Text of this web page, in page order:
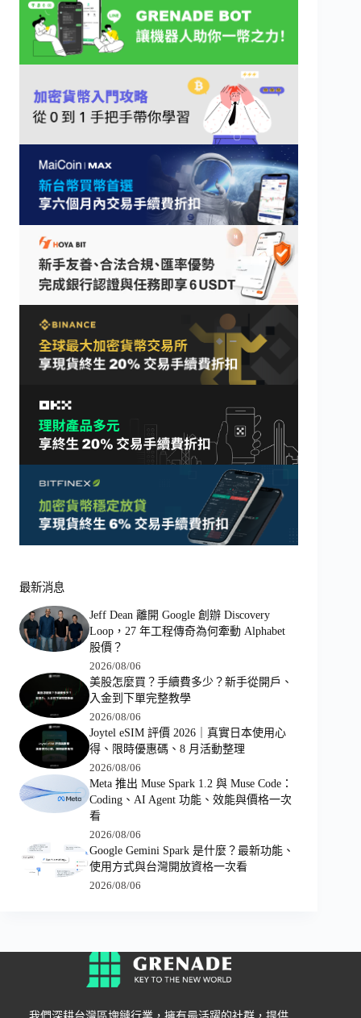
最新消息
Jeff Dean 離開 Google 創辦 Discovery
Loop，27 年工程傳奇為何牽動 Alphabet
股價？
2026/08/06
美股怎麼買？手續費多少？新手從開戶、
入金到下單完整教學
2026/08/06
Joytel eSIM 評價 2026｜真實日本使用心
得、限時優惠碼、8 月活動整理
2026/08/06
Meta 推出 Muse Spark 1.2 與 Muse Code：
Coding、AI Agent 功能、效能與價格一次
看
2026/08/06
Google Gemini Spark 是什麼？最新功能、
使用方式與台灣開放資格一次看
2026/08/06